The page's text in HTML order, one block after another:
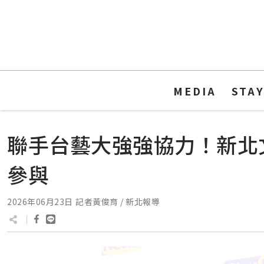
MEDIA
聯手台藝大強強協力！新
參與
2026年06月23日 記者黃俊育 / 新北報導